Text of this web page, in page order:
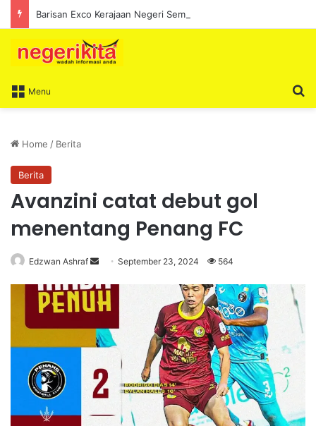
Menu
Home / Berita
Berita
Avanzini catat debut gol
menentang Penang FC
Edzwan Ashraf
n
d
a
n
m
a
i
September 23, 2024 564